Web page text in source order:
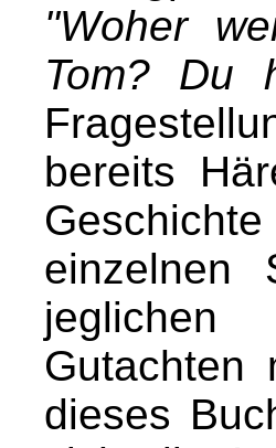
"Woher
Tom? Du
bereits
einzelnen
jeglichen
Gutachten
dieses